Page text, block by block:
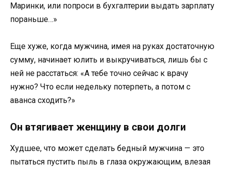
Маринки, или попроси в бухгалтерии выдать зарплату
пораньше…»
Еще хуже, когда мужчина, имея на руках достаточную
сумму, начинает юлить и выкручиваться, лишь бы с
ней не расстаться: «А тебе точно сейчас к врачу
нужно? Что если недельку потерпеть, а потом с
аванса сходить?»
Он втягивает женщину в свои долги
Худшее, что может сделать бедный мужчина — это
пытаться пустить пыль в глаза окружающим, влезая